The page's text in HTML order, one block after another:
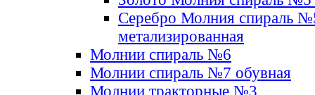
Серебро Молния спираль
метализированная
Молнии спираль №6
Молнии спираль №7 обувная
Молнии тракторные №3